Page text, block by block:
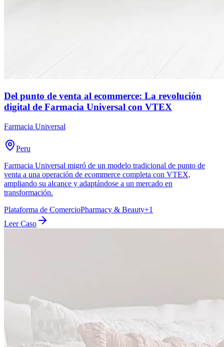
Del punto de venta al ecommerce: La revolución
digital de Farmacia Universal con VTEX
Farmacia Universal
Peru
Farmacia Universal migró de un modelo tradicional de punto de
venta a una operación de ecommerce completa con VTEX,
ampliando su alcance y adaptándose a un mercado en
transformación.
Plataforma de ComercioPharmacy & Beauty+1
Leer Caso